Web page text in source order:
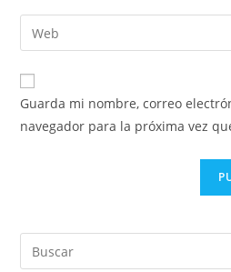
Guarda mi nombre, correo
navegador para la próxima vez